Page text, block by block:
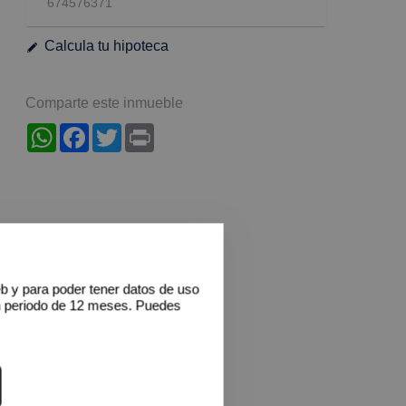
674576371
Calcula tu hipoteca
Comparte este inmueble
WhatsAppFacebook
Twitter
y para poder tener datos de uso
de 12 meses. Puedes